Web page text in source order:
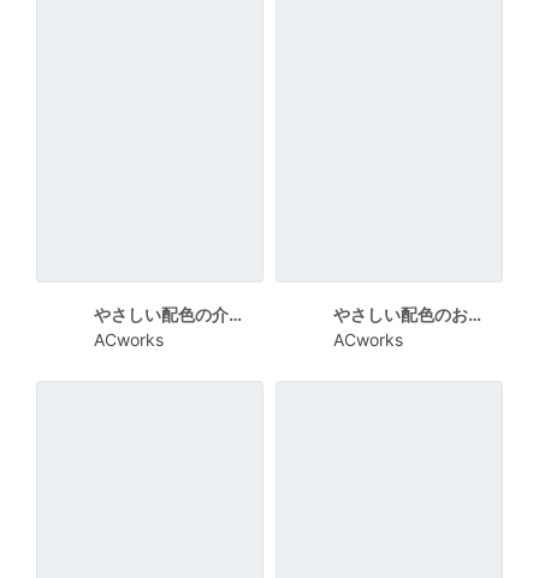
やさしい配色の介護デイケアセンター案内三つ折りリーフレット
ACworks
やさしい配色のお正月飾りワークショップチラシ
ACworks